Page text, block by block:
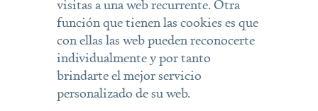
visitas a una web recurrente. Otra
función que tienen las cookies es que
con ellas las web pueden reconocerte
individualmente y por tanto
brindarte el mejor servicio
personalizado de su web.